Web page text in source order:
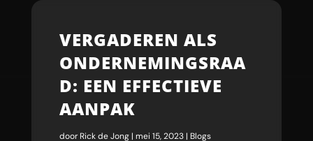
VERGADEREN ALS
ONDERNEMINGSRAA
D: EEN EFFECTIEVE
AANPAK
doorRick de Jong| mei 15, 2023| Blogs